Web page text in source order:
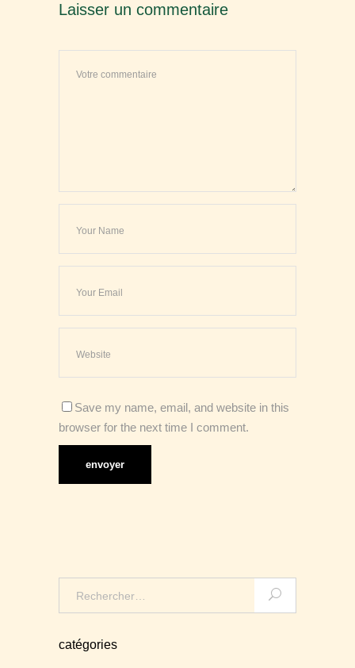
Laisser un commentaire
Save my name, email, and website in this
browser for the next time I comment.
catégories